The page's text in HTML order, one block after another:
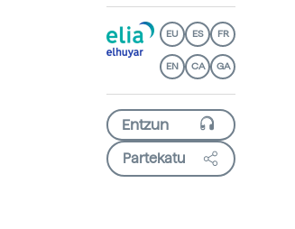
EU ES FR
EN CA GA
Partekatu